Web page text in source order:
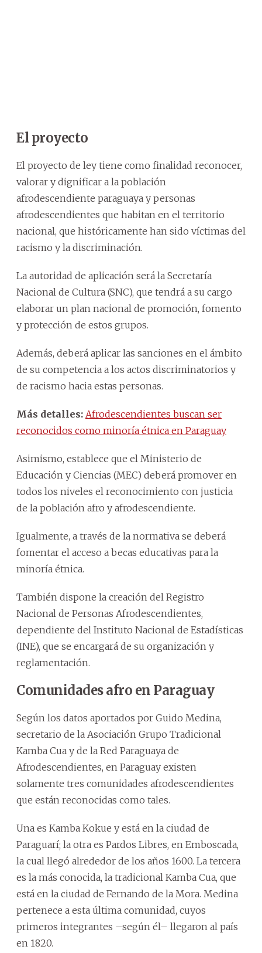
El proyecto
El proyecto de ley tiene como finalidad reconocer,
valorar y dignificar a la población
afrodescendiente paraguaya y personas
afrodescendientes que habitan en el territorio
nacional, que históricamente han sido víctimas del
racismo y la discriminación.
La autoridad de aplicación será la Secretaría
Nacional de Cultura (SNC), que tendrá a su cargo
elaborar un plan nacional de promoción, fomento
y protección de estos grupos.
Además, deberá aplicar las sanciones en el ámbito
de su competencia a los actos discriminatorios y
de racismo hacia estas personas.
Más detalles: Afrodescendientes buscan ser
reconocidos como minoría étnica en Paraguay
Asimismo, establece que el Ministerio de
Educación y Ciencias (MEC) deberá promover en
todos los niveles el reconocimiento con justicia
de la población afro y afrodescendiente.
Igualmente, a través de la normativa se deberá
fomentar el acceso a becas educativas para la
minoría étnica.
También dispone la creación del Registro
Nacional de Personas Afrodescendientes,
dependiente del Instituto Nacional de Estadísticas
(INE), que se encargará de su organización y
reglamentación.
Comunidades afro en Paraguay
Según los datos aportados por Guido Medina,
secretario de la Asociación Grupo Tradicional
Kamba Cua y de la Red Paraguaya de
Afrodescendientes, en Paraguay existen
solamente tres comunidades afrodescendientes
que están reconocidas como tales.
Una es Kamba Kokue y está en la ciudad de
Paraguarí; la otra es Pardos Libres, en Emboscada,
la cual llegó alrededor de los años 1600. La tercera
es la más conocida, la tradicional Kamba Cua, que
está en la ciudad de Fernando de la Mora. Medina
pertenece a esta última comunidad, cuyos
primeros integrantes –según él– llegaron al país
en 1820.